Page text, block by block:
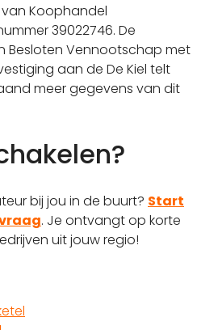
van Koophandel
39022746. De
Besloten Vennootschap met
aan de De Kiel telt
meer gegevens van dit
bij jou in de buurt? Start
. Je ontvangt op korte
uit jouw regio!